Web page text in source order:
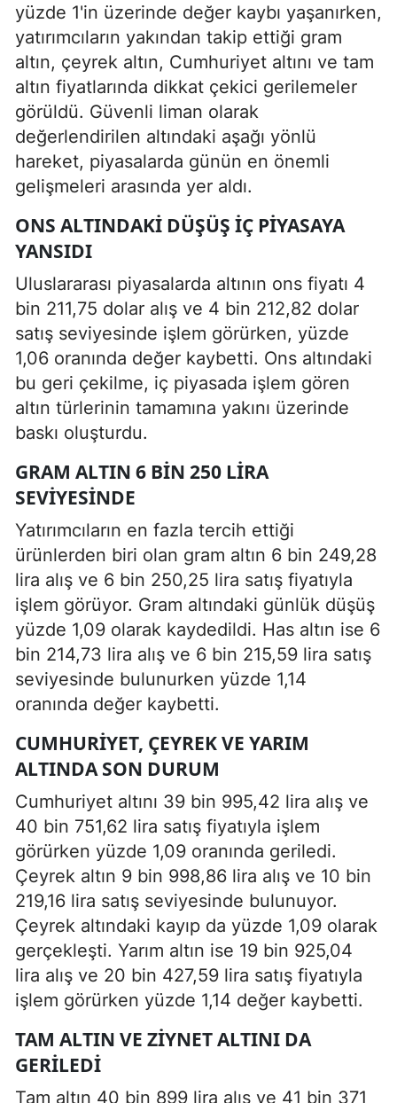
yüzde 1'in üzerinde değer kaybı yaşanırken,
yatırımcıların yakından takip ettiği gram
altın, çeyrek altın, Cumhuriyet altını ve tam
altın fiyatlarında dikkat çekici gerilemeler
görüldü. Güvenli liman olarak
değerlendirilen altındaki aşağı yönlü
hareket, piyasalarda günün en önemli
gelişmeleri arasında yer aldı.
ONS ALTINDAKI DÜŞÜŞ İÇ PIYASAYA
YANSIDI
Uluslararası piyasalarda altının ons fiyatı 4
bin 211,75 dolar alış ve 4 bin 212,82 dolar
satış seviyesinde işlem görürken, yüzde
1,06 oranında değer kaybetti. Ons altındaki
bu geri çekilme, iç piyasada işlem gören
altın türlerinin tamamına yakını üzerinde
baskı oluşturdu.
GRAM ALTIN 6 BIN 250 LIRA
SEVIYESINDE
Yatırımcıların en fazla tercih ettiği
ürünlerden biri olan gram altın 6 bin 249,28
lira alış ve 6 bin 250,25 lira satış fiyatıyla
işlem görüyor. Gram altındaki günlük düşüş
yüzde 1,09 olarak kaydedildi. Has altın ise 6
bin 214,73 lira alış ve 6 bin 215,59 lira satış
seviyesinde bulunurken yüzde 1,14
oranında değer kaybetti.
CUMHURIYET, ÇEYREK VE YARIM
ALTINDA SON DURUM
Cumhuriyet altını 39 bin 995,42 lira alış ve
40 bin 751,62 lira satış fiyatıyla işlem
görürken yüzde 1,09 oranında geriledi.
Çeyrek altın 9 bin 998,86 lira alış ve 10 bin
219,16 lira satış seviyesinde bulunuyor.
Çeyrek altındaki kayıp da yüzde 1,09 olarak
gerçekleşti. Yarım altın ise 19 bin 925,04
lira alış ve 20 bin 427,59 lira satış fiyatıyla
işlem görürken yüzde 1,14 değer kaybetti.
TAM ALTIN VE ZIYNET ALTINI DA
GERILEDI
Tam altın 40 bin 899 lira alış ve 41 bin 371